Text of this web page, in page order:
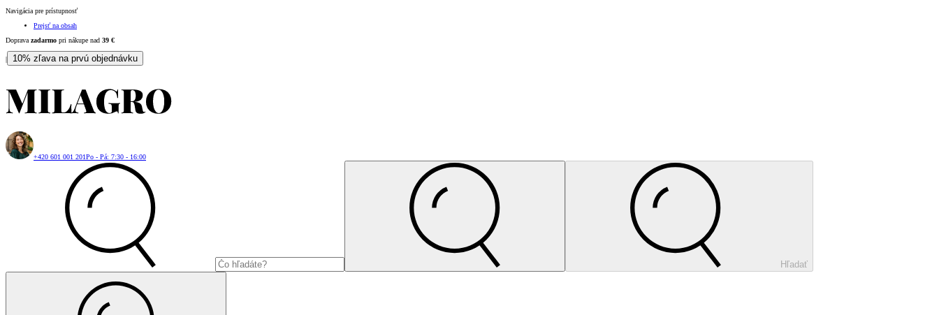
Navigácia pre prístupnosť
Prejsť na obsah
Doprava zadarmo pri nákupe nad 39 €
| 10% zľava na prvú objednávku
+420 601 001 201Po - Pá: 7:30 - 16:00
Hľadať